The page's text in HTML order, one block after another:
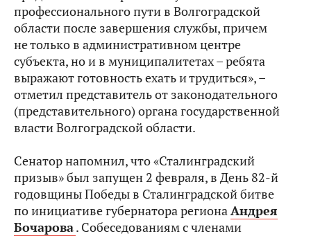
профессионального пути в Волгоградской
области после завершения службы, причем
не только в административном центре
субъекта, но и в муниципалитетах – ребята
выражают готовность ехать и трудиться», –
отметил представитель от законодательного
(представительного) органа государственной
власти Волгоградской области.
Сенатор напомнил, что «Сталинградский
призыв» был запущен 2 февраля, в День 82-й
годовщины Победы в Сталинградской битве
по инициативе губернатора регионаАндрея
Бочарова. Собеседованиям с членами